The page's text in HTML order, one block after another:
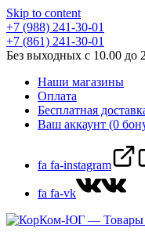
Skip to content
+7 (988) 241-30-01
+7 (861) 241-30-01
Без выходных с 10.00 до
Наши магазины
Оплата
Бесплатная
Ваш аккаунт (0
fa fa-instagram
fa fa-vk